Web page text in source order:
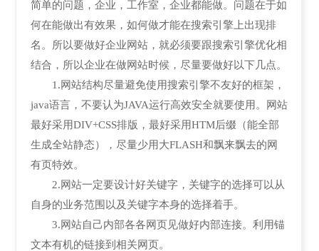
简单的问题，企业，工作室，企业都能做。问题在于如
何在能做出有效果，如何做才能在搜索引擎上出现排
名。所以要做好企业网站，就必须要跟搜索引擎优化相
结合，所以企业在做网站时候，尽量要做好以下几点。
1.网站结构尽量避免使用搜索引擎不友好的框架，
java语言，不要认为JAVA运行高效安全就要使用。网站
最好采用DIV+CSS排版，最好采用HTM后缀（能全部
生成全站静态），尽量少用大FLASH和飘来飘去的网
有页特效。
2.网站一定要设计好关键字，关键字的选择可以从
自身的业务范围以及关键字本身的选择着手。
3.网站自己内部各各网页见做好内部连接。利用锚
文本有机的链接到相关网页。